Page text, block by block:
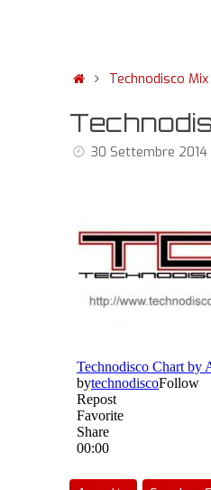
Technodisco Mix
30 Settembre 2014